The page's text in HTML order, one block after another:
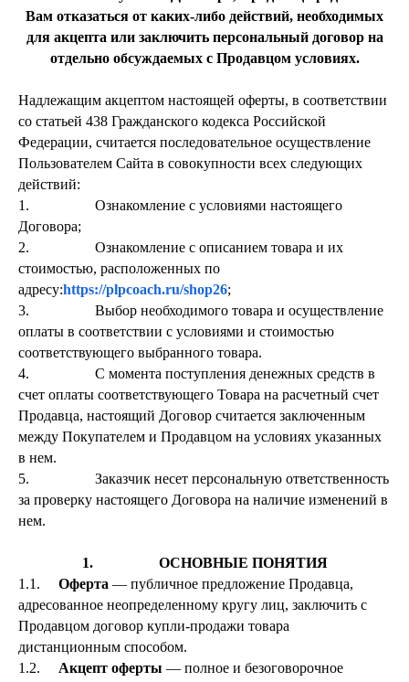
Вам отказаться от каких-либо действий, необходимых
для акцепта или заключить персональный договор на
отдельно обсуждаемых с Продавцом условиях.
Надлежащим акцептом настоящей оферты, в соответствии
со статьей 438 Гражданского кодекса Российской
Федерации, считается последовательное осуществление
Пользователем Сайта в совокупности всех следующих
действий:
1. Ознакомление с условиями настоящего
Договора;
2. Ознакомление с описанием товара и их
стоимостью, расположенных по
адресу:https://plpcoach.ru/shop26;
3. Выбор необходимого товара и осуществление
оплаты в соответствии с условиями и стоимостью
соответствующего выбранного товара.
4. С момента поступления денежных средств в
счет оплаты соответствующего Товара на расчетный счет
Продавца, настоящий Договор считается заключенным
между Покупателем и Продавцом на условиях указанных
в нем.
5. Заказчик несет персональную ответственность
за проверку настоящего Договора на наличие изменений в
нем.
1. ОСНОВНЫЕ ПОНЯТИЯ
1.1. Оферта — публичное предложение Продавца,
адресованное неопределенному кругу лиц, заключить с
Продавцом договор купли-продажи товара
дистанционным способом.
1.2. Акцепт оферты — полное и безоговорочное